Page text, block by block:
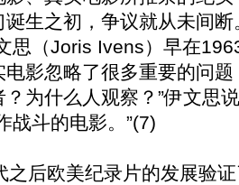
诞生之初，争议就从未间
思（Joris Ivens）早在
电影忽略了很多重要的问
？为什么人观察？”伊文思
战斗的电影。”(7)
欧美纪录片的发展验证